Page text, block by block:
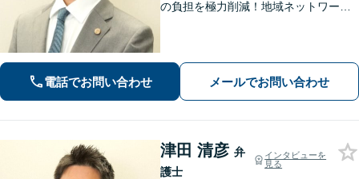
の負担を極力削減！地域ネットワーク
税対策なども親身に対応◎
電話でお問い合わせ メールでお問い合わせ
津田 清彦 弁
護士
インタビューを
見る